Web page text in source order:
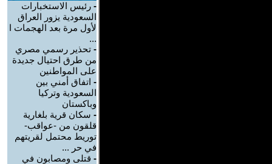
- رئيس الاستخبارات
السعودية يزور العراق
لأول مرة بعد الهجمات ا
...
- تحذير رسمي مصري
من طرق احتيال جديدة
على المواطنين
- اتفاق أمني بين
السعودية وتركيا
وباكستان
- سكان قرية بلغارية
قلقون من -عواقب-
توريط محتمل لقريتهم
في حر ...
- قتلى ومصابون في